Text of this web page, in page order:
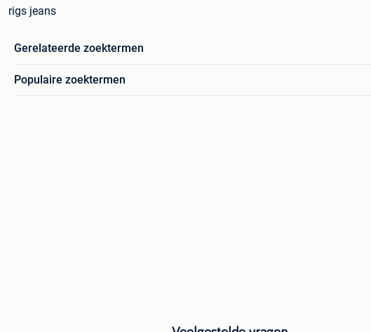
rigs jeans
Gerelateerde zoektermen
Populaire zoektermen